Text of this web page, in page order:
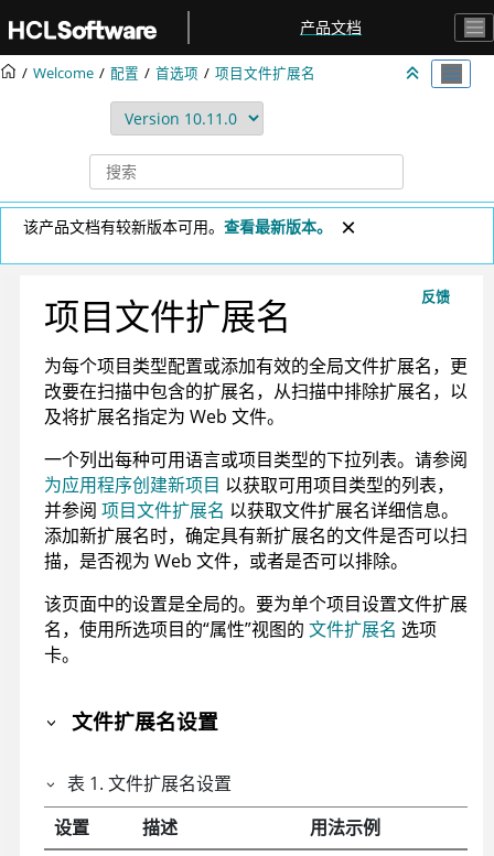
产品文档
Welcome 配置 首选项 项目文件扩展名
该产品文档有较新版本可用。 查看最新版本。
反馈
项目文件扩展名
为每个项目类型配置或添加有效的全局文件扩展名，更
改要在扫描中包含的扩展名，从扫描中排除扩展名，以
及将扩展名指定为 Web 文件。
一个列出每种可用语言或项目类型的下拉列表。请参阅
为应用程序创建新项目 以获取可用项目类型的列表，
并参阅 项目文件扩展名 以获取文件扩展名详细信息。
添加新扩展名时，确定具有新扩展名的文件是否可以扫
描，是否视为 Web 文件，或者是否可以排除。
该页面中的设置是全局的。要为单个项目设置文件扩展
名，使用所选项目的“属性”视图的 文件扩展名 选项
卡。
文件扩展名设置
表 1.文件扩展名设置
设置
描述
用法示例